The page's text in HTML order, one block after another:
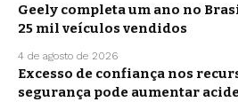
Geely completa um ano no
25 mil veículos vendidos
4 de agosto de 2026
Excesso de confiança nos
segurança pode aumentar